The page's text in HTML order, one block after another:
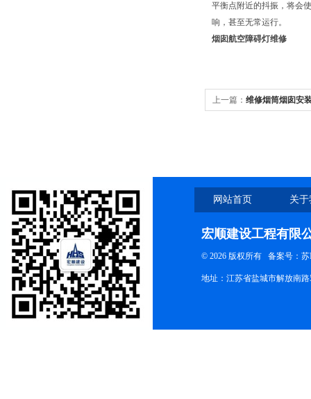
平衡点附近的抖振，将会
响，甚至无常运行。
烟囱航空障碍灯维修
上一篇： 维修烟筒烟囱安
网站首页 关
宏顺建设工程有限
© 2026 版权所有 备案号：苏
地址：江苏省盐城市解放南